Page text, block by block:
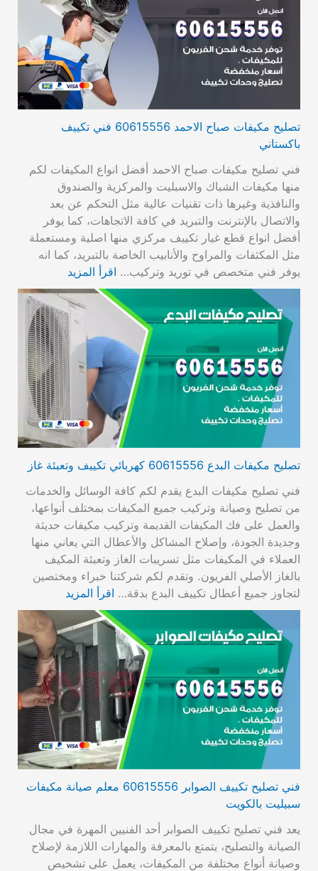
تصليح مكيفات صباح الاحمد 60615556 فني تكييف
باكستاني
فني تصليح مكيفات صباح الاحمد أفضل انواع المكيفات لكم
منها مكيفات الشباك والاسبليت والمركزية والصندوق
والنافذية وغيرها ذات تقنيات عالية مثل التحكم عن بعد
والاتصال بالإنترنت والتبريد في كافة الاتجاهات، كما يوفر
أفضل انواع قطع غيار تكييف مركزي منها اصلية ومستعملة
مثل المكثفات والمراوح والأنابيب الخاصة بالتبريد، كما انه
يوفر فني متخصص في توريد وتركيب… اقرأ المزيد
تصليح مكيفات البدع 60615556 كهربائي تكييف وتعبئة غاز
فني تصليح مكيفات البدع يقدم لكم كافة الوسائل والخدمات
من تصليح وصيانة وتركيب جميع المكيفات بمختلف أنواعها،
والعمل على فك المكيفات القديمة وتركيب مكيفات حديثة
وجديدة الجودة، وإصلاح المشاكل والأعطال التي يعاني منها
العملاء في المكيفات مثل تسريبات الغاز وتعبئة المكيف
بالغاز الأصلي الفريون. وتقدم لكم شركتنا خبراء ومختصين
لتجاوز جميع أعطال تكييف البدع بدقة… اقرأ المزيد
فني تصليح تكييف الصوابر 60615556 معلم صيانة مكيفات
سبيليت بالكويت
يعد فني تصليح تكييف الصوابر أحد الفنيين المهرة في مجال
الصيانة والتصليح، يتمتع بالمعرفة والمهارات اللازمة لإصلاح
وصيانة أنواع مختلفة من المكيفات، يعمل على تشخيص